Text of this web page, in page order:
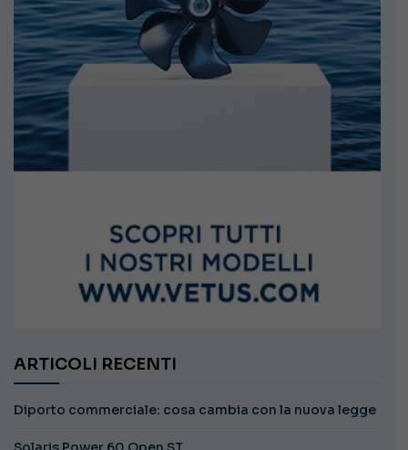
ARTICOLI RECENTI
Diporto commerciale: cosa cambia con la nuova legge